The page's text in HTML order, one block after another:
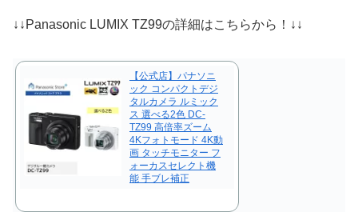
↓↓Panasonic LUMIX TZ99の詳細はこちらから！↓↓
【公式店】パナソニ
ック コンパクトデジ
タルカメラ ルミック
ス 選べる2色 DC-
TZ99 高倍率ズーム
4Kフォトモード 4K動
画 タッチモニター フ
ォーカスセレクト機
能 手ブレ補正